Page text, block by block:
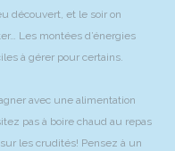
découvert, et le soir on
Les montées d’énergies
à gérer pour certains.
avec une alimentation
pas à boire chaud au repas
les crudités! Pensez à un